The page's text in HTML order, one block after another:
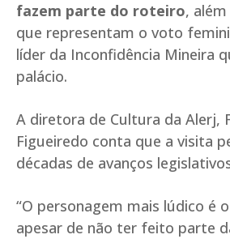
fazem parte do roteiro,
que representam o voto
líder da Inconfidência Mineira
palácio.
A diretora de Cultura da Alerj,
Figueiredo conta que a visita
décadas de avanços
“O personagem mais lúdico é
apesar de não ter feito parte